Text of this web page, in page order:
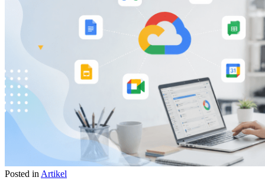
Posted in Artikel